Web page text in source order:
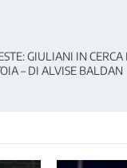
GIULIANI IN CERCA
– DI ALVISE BALDAN